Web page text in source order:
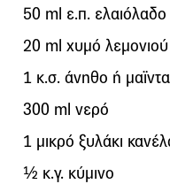
50 ml ε.π. ελαιόλαδο
20 ml χυμό λεμονιού
1 κ.σ. άνηθο ή
300 ml νερό
1 μικρό ξυλάκι
½ κ.γ. κύμινο